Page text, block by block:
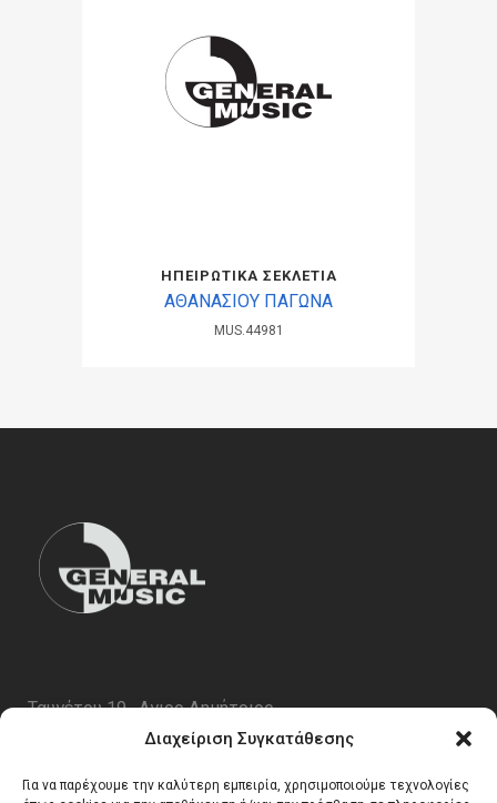
Διαχείριση Συγκατάθεσης
Για να παρέχουμε την καλύτερη εμπειρία, χρησιμοποιούμε τεχνολογίες
ΗΠΕΙΡΩΤΙΚΑ ΣΕΚΛΕΤΙΑ
ΑΘΑΝΑΣΙΟΥ ΠΑΓΩΝΑ
MUS.44981
Ταυγέτου 19 , Αγιος Δημήτριος
email:info@generalmusic.gr